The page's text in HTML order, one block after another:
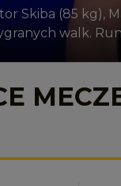
Skiba (85 kg),
walk.